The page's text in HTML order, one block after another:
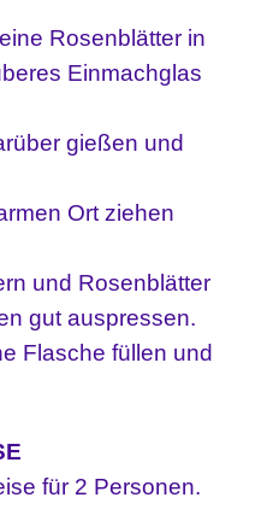
Rosenblätter in
Einmachglas
gießen und
Ort ziehen
und Rosenblätter
gut auspressen.
Flasche füllen und
für 2 Personen.